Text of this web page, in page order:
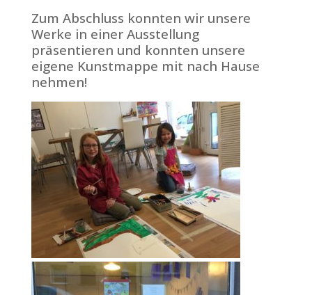
Zum Abschluss konnten wir unsere
Werke in einer Ausstellung
präsentieren und konnten unsere
eigene Kunstmappe mit nach Hause
nehmen!